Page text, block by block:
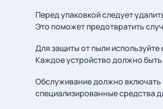
Перед упаковкой следует
Это поможет предотвратить
Для защиты от пыли
Каждое устройство должно
Обслуживание должно включать
специализированные средства